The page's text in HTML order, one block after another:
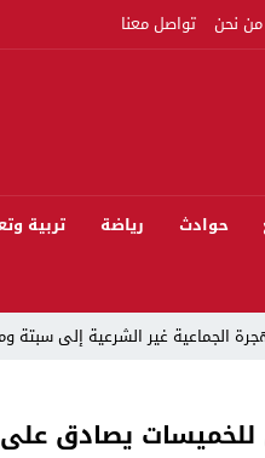
من نحن تواصل معنا
حوادث رياضة تربية
الجماعية غير الشرعية إلى سبتة
مواطنة وشركاؤها ينظمون ورشا